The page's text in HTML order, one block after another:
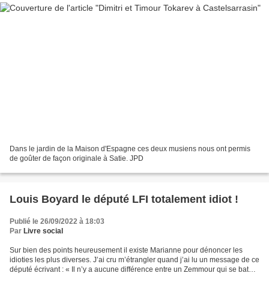
Dans le jardin de la Maison d'Espagne ces deux musiens nous ont permis
de goûter de façon originale à Satie. JPD
Louis Boyard le député LFI totalement idiot !
Publié le 26/09/2022 à 18:03
Par Livre social
Sur bien des points heureusement il existe Marianne pour dénoncer les
idioties les plus diverses. J’ai cru m’étrangler quand j’ai lu un message de ce
député écrivant : « Il n’y a aucune différence entre un Zemmour qui se bat